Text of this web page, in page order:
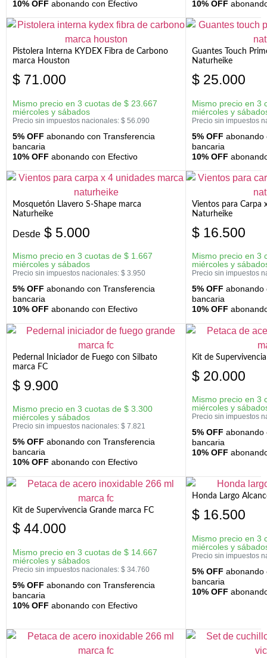
10% OFF abonando con Efectivo 10% OFF
Pistolera Interna KYDEX Fibra de Carbono
marca Houston
$ 71.000
Mismo precio en 3 cuotas de $ 23.667
miércoles y sábados
Precio sin impuestos nacionales: $ 56.090
5% OFF abonando con Transferencia
bancaria
10% OFF abonando con Efectivo
Guantes Touch
Naturheike
$ 25.000
Mismo precio en 3
miércoles y
Precio sin impuestos
5% OFF abonando
bancaria
10% OFF
Mosquetón Llavero S-Shape marca
Naturheike
Desde $ 5.000
Mismo precio en 3 cuotas de $ 1.667
miércoles y sábados
Precio sin impuestos nacionales: $ 3.950
5% OFF abonando con Transferencia
bancaria
10% OFF abonando con Efectivo
Vientos para Carpa
Naturheike
$ 16.500
Mismo precio en 3
miércoles y
Precio sin impuestos
5% OFF abonando
bancaria
10% OFF
Pedernal Iniciador de Fuego con Silbato
marca FC
$ 9.900
Mismo precio en 3 cuotas de $ 3.300
miércoles y sábados
Precio sin impuestos nacionales: $ 7.821
5% OFF abonando con Transferencia
bancaria
10% OFF abonando con Efectivo
Kit de
$ 20.000
Mismo precio en 3
miércoles y
Precio sin impuestos
5% OFF abonando
bancaria
10% OFF
Kit de Supervivencia Grande marca FC
$ 44.000
Mismo precio en 3 cuotas de $ 14.667
miércoles y sábados
Precio sin impuestos nacionales: $ 34.760
5% OFF abonando con Transferencia
bancaria
10% OFF abonando con Efectivo
Honda Largo
$ 16.500
Mismo precio en 3
miércoles y
Precio sin impuestos
5% OFF abonando
bancaria
10% OFF